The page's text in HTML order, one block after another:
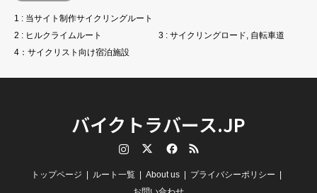
1 : 当サイト制作サイクリングルート
2 : ヒルクライムルート
3 : サイクリングロード, 自転車道
4：サイクリスト向け宿泊施設
バイクトラバース.JP
RSS
トップページ ルート一覧 About us
プライバシーポリシー